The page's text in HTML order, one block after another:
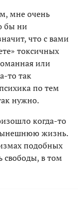
мне очень
бы ни
что с вами
токсичных
или
то так
по тем
нужно.
когда-то
жизнь.
подобных
свободы, в том